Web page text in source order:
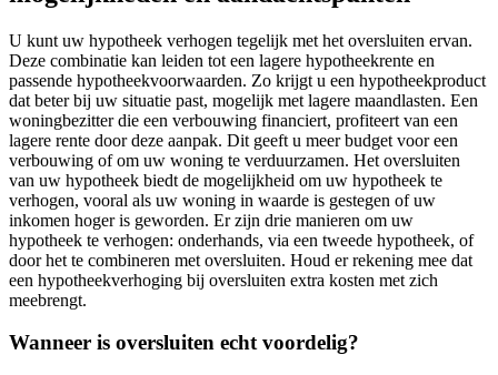
U kunt uw hypotheek verhogen tegelijk met het oversluiten ervan.
Deze combinatie kan leiden tot een lagere hypotheekrente en
passende hypotheekvoorwaarden. Zo krijgt u een hypotheekproduct
dat beter bij uw situatie past, mogelijk met lagere maandlasten. Een
woningbezitter die een verbouwing financiert, profiteert van een
lagere rente door deze aanpak. Dit geeft u meer budget voor een
verbouwing of om uw woning te verduurzamen. Het oversluiten
van uw hypotheek biedt de mogelijkheid om uw hypotheek te
verhogen, vooral als uw woning in waarde is gestegen of uw
inkomen hoger is geworden. Er zijn drie manieren om uw
hypotheek te verhogen: onderhands, via een tweede hypotheek, of
door het te combineren met oversluiten. Houd er rekening mee dat
een hypotheekverhoging bij oversluiten extra kosten met zich
meebrengt.
Wanneer is oversluiten echt voordelig?